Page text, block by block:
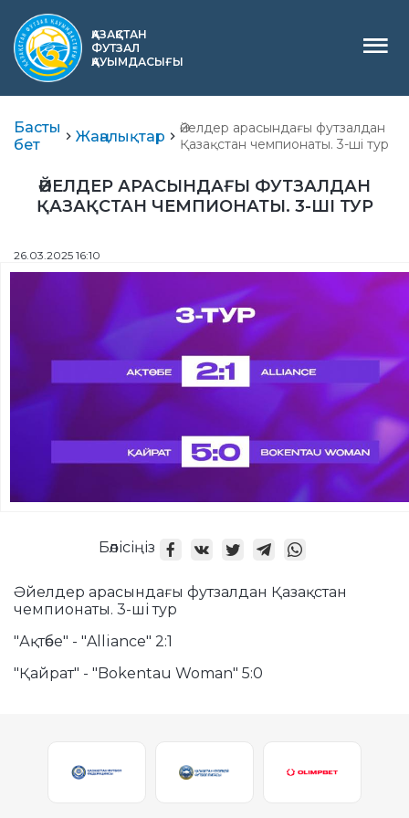
ҚАЗАҚСТАН
ФУТЗАЛ
ҚАУЫМДАСЫҒЫ
Басты
бет
Жаңалықтар
Әйелдер арасындағы футзалдан
Қазақстан чемпионаты. 3-ші тур
ӘЙЕЛДЕР АРАСЫНДАҒЫ ФУТЗАЛДАН
ҚАЗАҚСТАН ЧЕМПИОНАТЫ. 3-ШІ ТУР
26.03.2025 16:10
Бөлісіңіз
Әйелдер арасындағы футзалдан Қазақстан
чемпионаты. 3-ші тур
"Ақтөбе" - "Alliance" 2:1
"Қайрат" - "Bokentau Woman" 5:0